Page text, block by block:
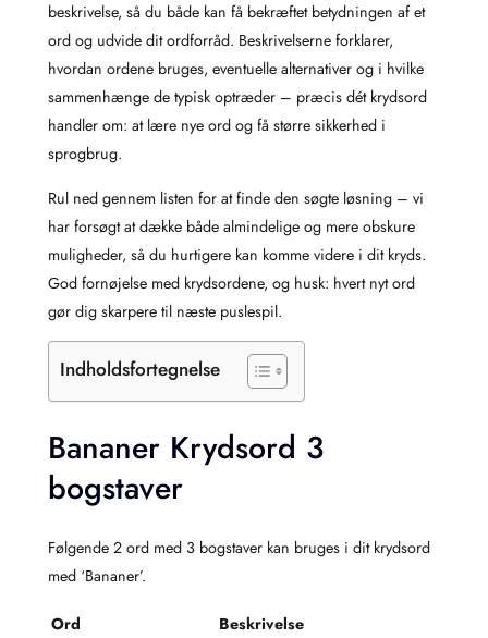
beskrivelse, så du både kan få bekræftet betydningen af et
ord og udvide dit ordforråd. Beskrivelserne forklarer,
hvordan ordene bruges, eventuelle alternativer og i hvilke
sammenhænge de typisk optræder – præcis dét krydsord
handler om: at lære nye ord og få større sikkerhed i
sprogbrug.
Rul ned gennem listen for at finde den søgte løsning – vi
har forsøgt at dække både almindelige og mere obskure
muligheder, så du hurtigere kan komme videre i dit kryds.
God fornøjelse med krydsordene, og husk: hvert nyt ord
gør dig skarpere til næste puslespil.
Indholdsfortegnelse
Bananer Krydsord 3
bogstaver
Følgende 2 ord med 3 bogstaver kan bruges i dit krydsord
med ‘Bananer’.
Ord Beskrivelse